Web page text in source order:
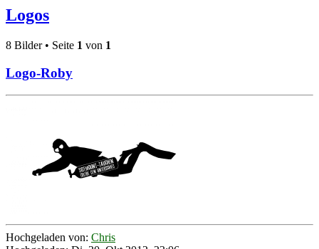
Logos
8 Bilder • Seite 1 von 1
Logo-Roby
Hochgeladen von: Chris